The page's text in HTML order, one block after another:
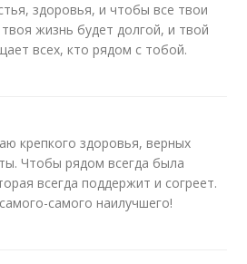
здоровья, и чтобы все твои
жизнь будет долгой, и твой
всех, кто рядом с тобой.
крепкого здоровья, верных
Чтобы рядом всегда была
всегда поддержит и согреет.
самого наилучшего!